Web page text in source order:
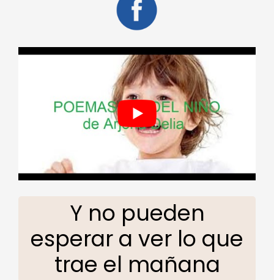
Y no pueden
esperar a ver lo que
trae el mañana